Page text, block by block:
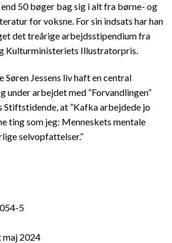
50 bøger bag sig i alt fra børne- og
for voksne. For sin indsats har han
det treårige arbejdsstipendium fra
Kulturministeriets Illustratorpris.
Søren Jessens liv haft en central
arbejdet med ”Forvandlingen”
Stiftstidende, at ”Kafka arbejdede jo
ting som jeg: Menneskets mentale
selvopfattelser.”
5
maj 2024